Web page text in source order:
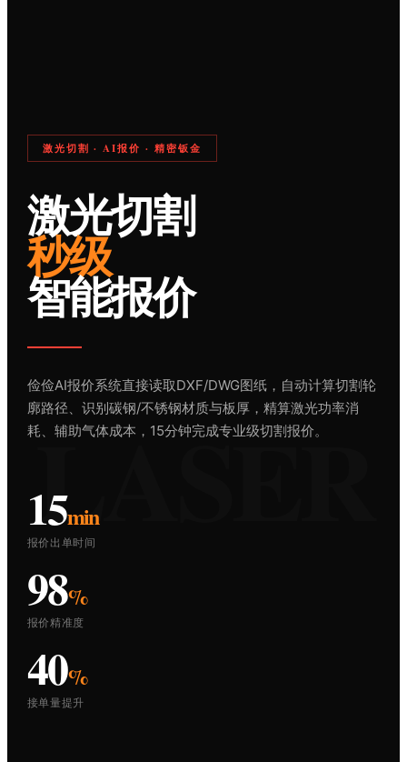
LASER
激光切割 · AI报价 · 精密钣金
激光切割
秒级
智能报价
俭俭AI报价系统直接读取DXF/DWG图纸，自动计算切割轮
廓路径、识别碳钢/不锈钢材质与板厚，精算激光功率消
耗、辅助气体成本，15分钟完成专业级切割报价。
15min
报价出单时间
98%
报价精准度
40%
接单量提升